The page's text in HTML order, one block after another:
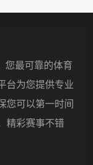
最可靠的体育
台为您提供专业
您可以第一时间
精彩赛事不错